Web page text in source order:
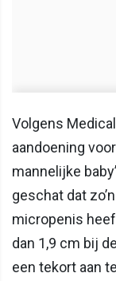
Volgens
aandoening
mannelijke
geschat dat
micropenis
dan 1,9 cm bij
een tekort aan